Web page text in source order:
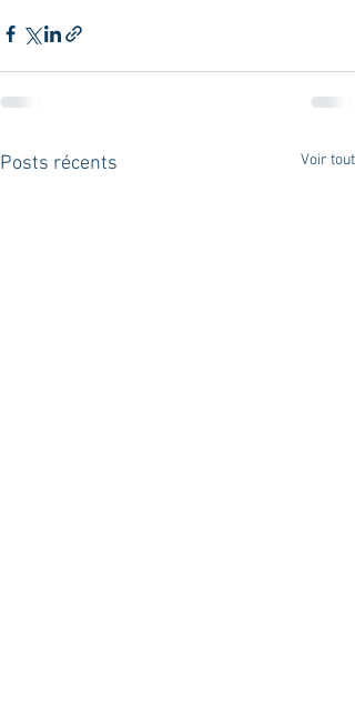
Posts récents Voir tout